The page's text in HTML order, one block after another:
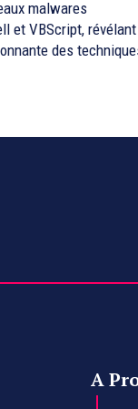
malwares
et VBScript, révélant
des
A